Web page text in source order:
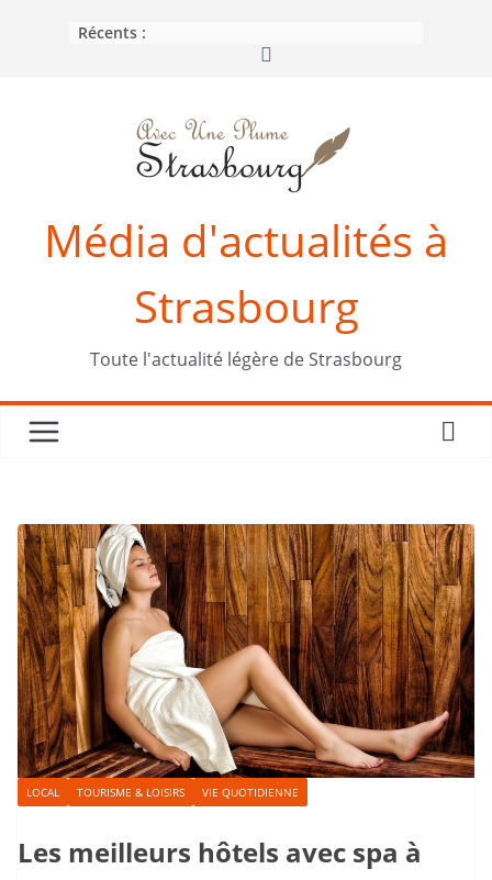
Récents :
Média d'actualités à
Strasbourg
Toute l'actualité légère de Strasbourg
LOCAL TOURISME & LOISIRS VIE QUOTIDIENNE
Les meilleurs hôtels avec spa à